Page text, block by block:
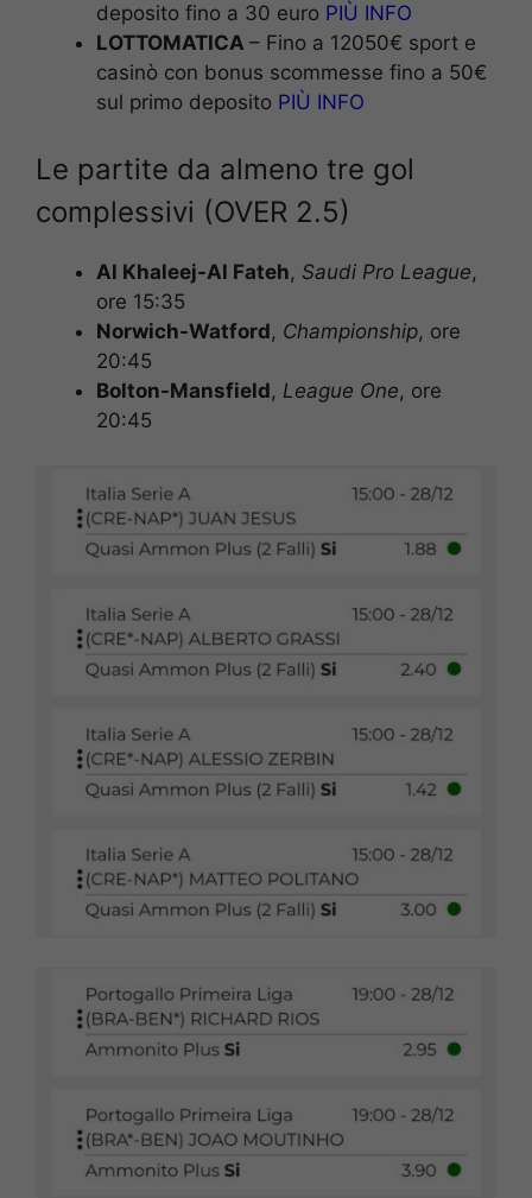
deposito fino a 30 euro PIÙ INFO
LOTTOMATICA – Fino a 12050€ sport e
casinò con bonus scommesse fino a 50€
sul primo deposito PIÙ INFO
Le partite da almeno tre gol
complessivi (OVER 2.5)
Al Khaleej-Al Fateh, Saudi Pro League,
ore 15:35
Norwich-Watford, Championship, ore
20:45
Bolton-Mansfield, League One, ore
20:45